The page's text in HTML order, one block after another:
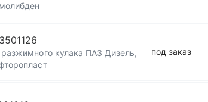
разжимного кулака ПАЗ Дизель,
под заказ